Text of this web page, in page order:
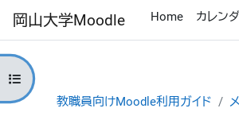
岡山大学Moodle Home カレン
コースインデックスを開く
教職員向けMoodle利用ガイド